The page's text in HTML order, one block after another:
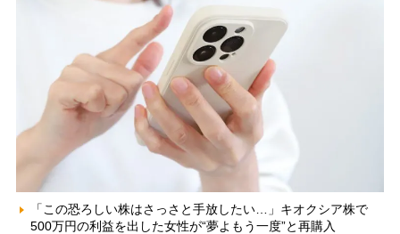
「この恐ろしい株はさっさと手放したい…」キオクシア株で
500万円の利益を出した女性が“夢よもう一度”と再購入